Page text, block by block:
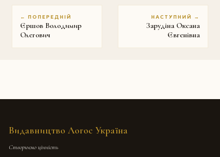
← ПОПЕРЕДНІЙ
Єршов Володимир
Олегович
НАСТУПНИЙ →
Зарудіна Оксана
Євгенівна
Видавництво Логос Україна
Створюємо цінність